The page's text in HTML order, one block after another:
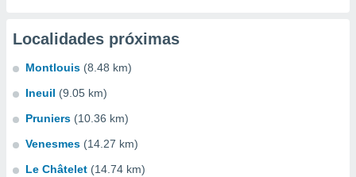
Localidades próximas
Montlouis (8.48 km)
Ineuil (9.05 km)
Pruniers (10.36 km)
Venesmes (14.27 km)
Le Châtelet (14.74 km)